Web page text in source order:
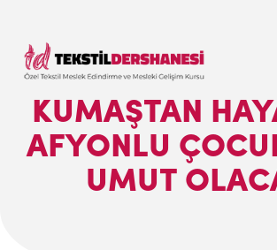
KUMAŞTAN
AFYONLU
UMUT